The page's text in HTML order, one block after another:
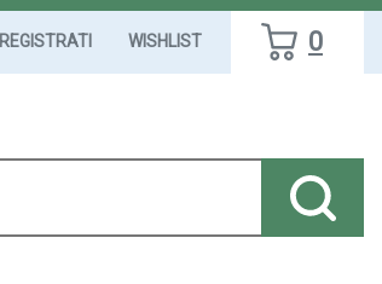
REGISTRATI WISHLIST 0